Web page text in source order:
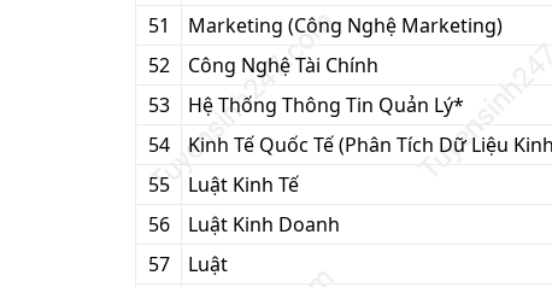
51
Marketing (Công Nghệ Marketing)
52
Công Nghệ Tài Chính
53
Hệ Thống Thông Tin Quản Lý*
54
Kinh Tế Quốc Tế (Phân Tích Dữ Liệu
55
Luật Kinh Tế
56
Luật Kinh Doanh
57
Luật